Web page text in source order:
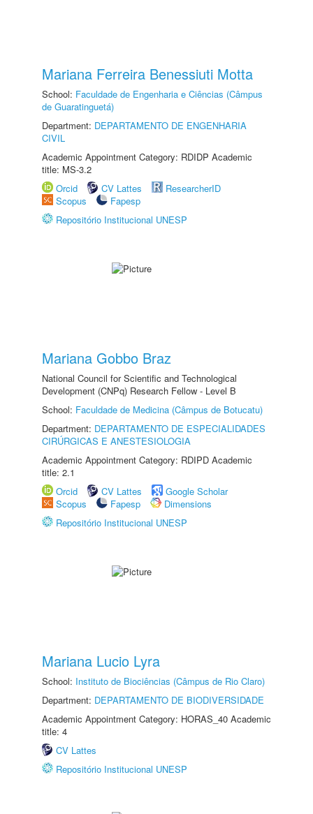
Mariana Ferreira Benessiuti Motta
School: Faculdade de Engenharia e Ciências (Câmpus
de Guaratinguetá)
Department: DEPARTAMENTO DE ENGENHARIA
CIVIL
Academic Appointment Category: RDIDP Academic
title: MS-3.2
Orcid
CV Lattes
ResearcherID
Scopus
Fapesp
Repositório Institucional UNESP
Mariana Gobbo Braz
National Council for Scientific and Technological
Development (CNPq) Research Fellow - Level B
School: Faculdade de Medicina (Câmpus de Botucatu)
Department: DEPARTAMENTO DE ESPECIALIDADES
CIRÚRGICAS E ANESTESIOLOGIA
Academic Appointment Category: RDIPD Academic
title: 2.1
Orcid
CV Lattes
Google Scholar
Scopus
Fapesp
Dimensions
Repositório Institucional UNESP
Mariana Lucio Lyra
School: Instituto de Biociências (Câmpus de Rio Claro)
Department: DEPARTAMENTO DE BIODIVERSIDADE
Academic Appointment Category: HORAS_40 Academic
title: 4
CV Lattes
Repositório Institucional UNESP